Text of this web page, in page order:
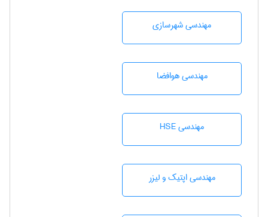
مهندسی شهرسازی
مهندسی هوافضا
مهندسی HSE
مهندسی اپتیک و لیزر